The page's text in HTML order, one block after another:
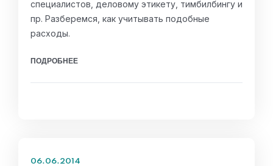
специалистов, деловому этикету, тимбилбингу и
пр. Разберемся, как учитывать подобные
расходы.
ПОДРОБНЕЕ
06.06.2014